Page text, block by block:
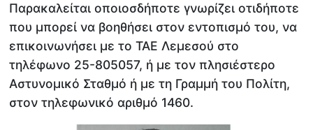
Παρακαλείται οποιοσδήποτε γνωρίζει οτιδήποτε
που μπορεί να βοηθήσει στον εντοπισμό του, να
επικοινωνήσει με το ΤΑΕ Λεμεσού στο
τηλέφωνο 25-805057, ή με τον πλησιέστερο
Αστυνομικό Σταθμό ή με τη Γραμμή του Πολίτη,
στον τηλεφωνικό αριθμό 1460.